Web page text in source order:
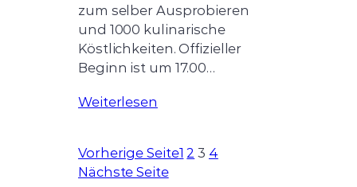
zum selber Ausprobieren
und 1000 kulinarische
Köstlichkeiten. Offizieller
Beginn ist um 17.00…
Weiterlesen
Vorherige Seite1 2 3 4
Nächste Seite